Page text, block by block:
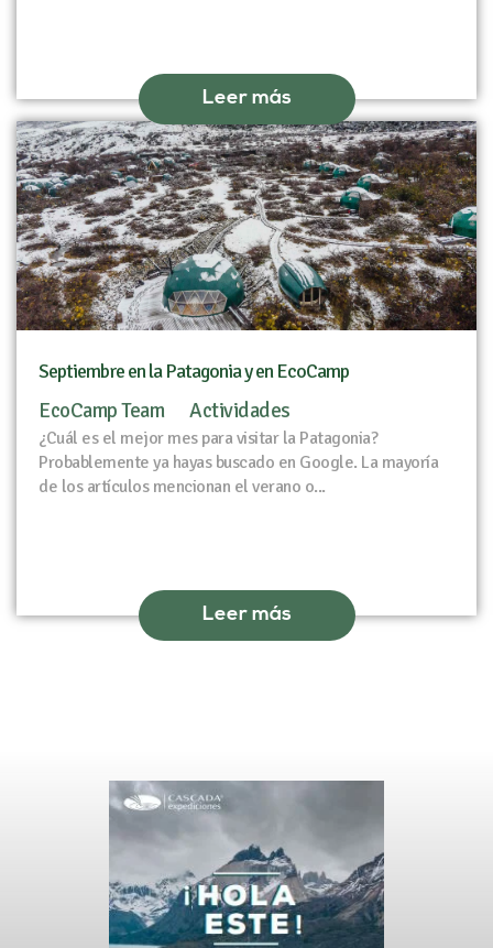
Leer más
Septiembre en la Patagonia y en EcoCamp
EcoCamp Team Actividades
¿Cuál es el mejor mes para visitar la Patagonia?
Probablemente ya hayas buscado en Google. La mayoría
de los artículos mencionan el verano o...
Leer más